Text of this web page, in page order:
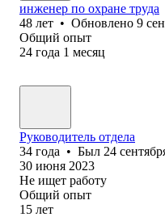
инженер по охране труда
48 лет • Обновлено 9
Общий опыт
24 года 1 месяц
Руководитель отдела
34 года • Был 24
30 июня 2023
Не ищет работу
Общий опыт
15 лет